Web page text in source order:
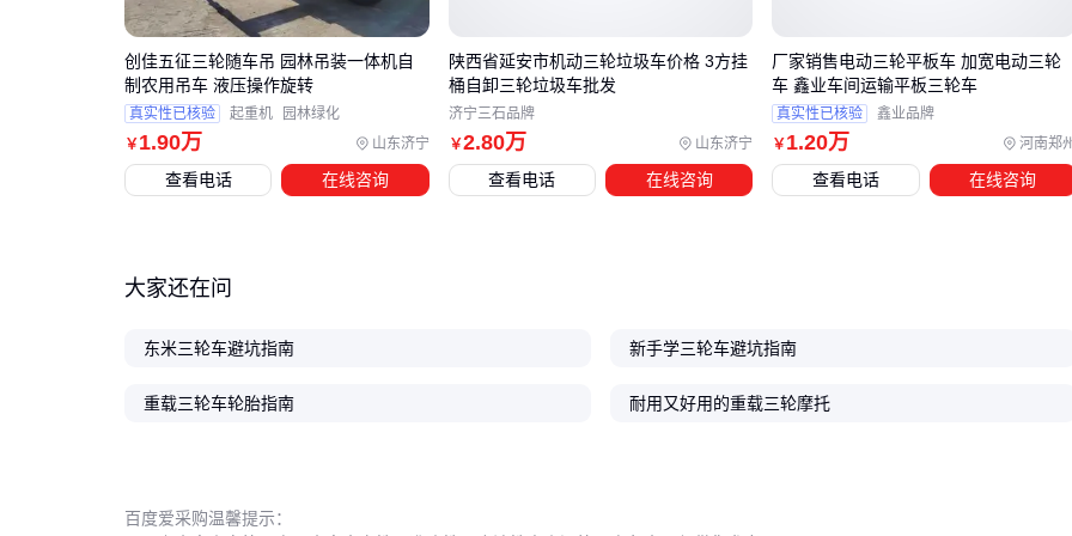
景更经济，但需注意电池续航与防水性能
当载重需求超过3吨或需要频繁堆高作业时，传统三轮结构可
达到性能边界。此时越野叉车 等替代方案的优势在于：
定制化需求常被低估。例如井下作业需要压缩整车高度，而砂
￥ 1.90万 山东济宁
创佳五征三轮随车吊 园林吊装一体机自
制农用吊车 液压操作旋转
真实性已核验 起重机 园林绿化
查看电话 在线咨询
￥2.80万 山东济宁
陕西省延安市机动三轮垃圾车价格 3方挂
桶自卸三轮垃圾车批发
济宁三石品牌
查看电话 在线咨询
￥ 1.20万 河南郑
厂家销售电动三轮平板车 加宽电动三轮
车 鑫业车间运输平板三轮车
真实性已核验 鑫业品牌
查看电话 在线咨询
大家还在问
东米三轮车避坑指南 新手学三轮车避坑指南
重载三轮车轮胎指南 耐用又好用的重载三轮摩托
百度爱采购温馨提示：